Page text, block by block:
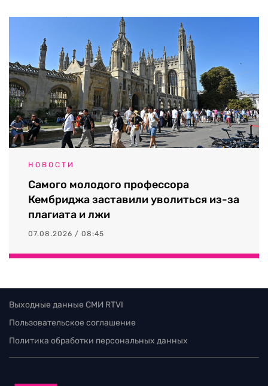
НОВОСТИ
Самого молодого профессора
Кембриджа заставили уволиться из-за
плагиата и лжи
07.08.2026 / 08:45
Выходные данные СМИ RTVI
Пользовательское соглашение
Политика обработки персональных данных